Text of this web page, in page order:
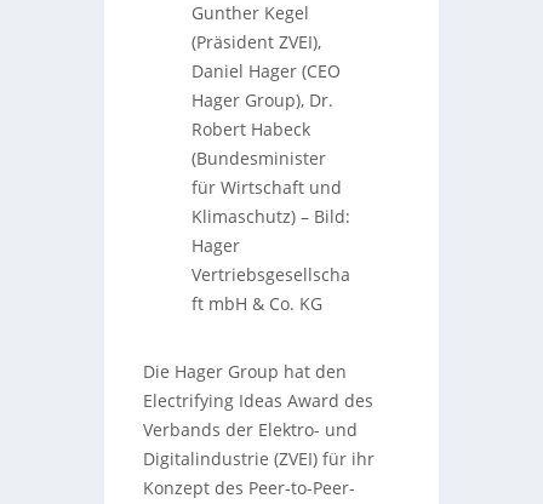
Gunther Kegel
(Präsident ZVEI),
Daniel Hager (CEO
Hager Group), Dr.
Robert Habeck
(Bundesminister
für Wirtschaft und
Klimaschutz)– Bild:
Hager
Vertriebsgesellscha
ft mbH & Co. KG
Die Hager Group hat den
Electrifying Ideas Award des
Verbands der Elektro- und
Digitalindustrie (ZVEI) für ihr
Konzept des Peer-to-Peer-